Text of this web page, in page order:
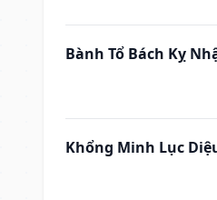
Bành Tổ Bách Kỵ
Khổng Minh Lục